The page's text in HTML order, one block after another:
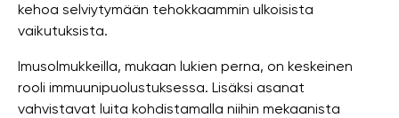
kehoa selviytymään tehokkaammin ulkoisista
vaikutuksista.
Imusolmukkeilla, mukaan lukien perna, on keskeinen
rooli immuunipuolustuksessa. Lisäksi asanat
vahvistavat luita kohdistamalla niihin mekaanista